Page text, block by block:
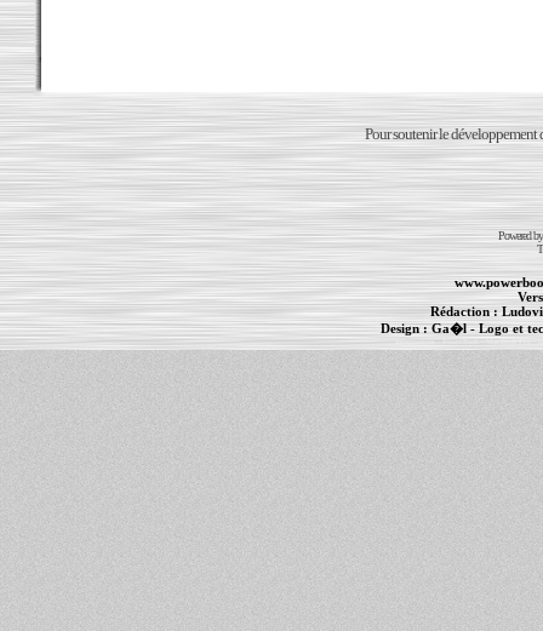
Pour soutenir le développement
Powered
Rédaction :
Design :Ga�l- Logo et
Informations :